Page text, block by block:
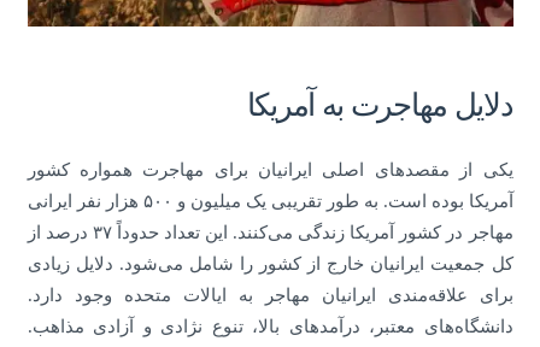
دلایل مهاجرت به آمریکا
یکی از مقصدهای اصلی ایرانیان برای مهاجرت همواره کشور
آمریکا بوده است. به طور تقریبی یک میلیون و ۵۰۰ هزار نفر ایرانی
مهاجر در کشور آمریکا زندگی می‌کنند. این تعداد حدوداً ۳۷ درصد از
کل جمعیت ایرانیان خارج از کشور را شامل می‌شود. دلایل زیادی
برای علاقه‌مندی ایرانیان مهاجر به ایالات متحده وجود دارد.
دانشگاه‌های معتبر، درآمدهای بالا، تنوع نژادی و آزادی مذاهب.